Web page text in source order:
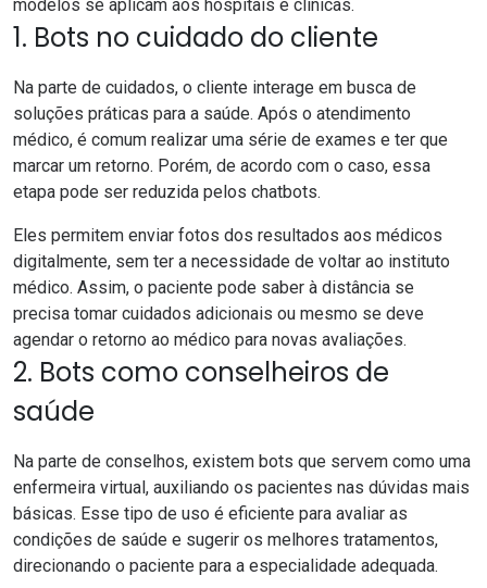
modelos se aplicam aos hospitais e clínicas.
1. Bots no cuidado do cliente
Na parte de cuidados, o cliente interage em busca de
soluções práticas para a saúde. Após o atendimento
médico, é comum realizar uma série de exames e ter que
marcar um retorno. Porém, de acordo com o caso, essa
etapa pode ser reduzida pelos chatbots.
Eles permitem enviar fotos dos resultados aos médicos
digitalmente, sem ter a necessidade de voltar ao instituto
médico. Assim, o paciente pode saber à distância se
precisa tomar cuidados adicionais ou mesmo se deve
agendar o retorno ao médico para novas avaliações.
2. Bots como conselheiros de
saúde
Na parte de conselhos, existem bots que servem como uma
enfermeira virtual, auxiliando os pacientes nas dúvidas mais
básicas. Esse tipo de uso é eficiente para avaliar as
condições de saúde e sugerir os melhores tratamentos,
direcionando o paciente para a especialidade adequada.